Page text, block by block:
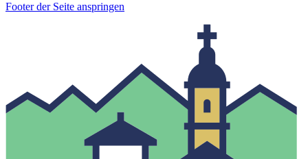
Footer der Seite anspringen